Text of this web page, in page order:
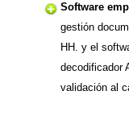
Software
gestión
HH. y el
decodificador
validación al